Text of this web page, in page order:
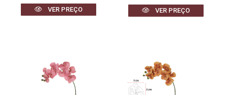
VER PREÇO VER PREÇO